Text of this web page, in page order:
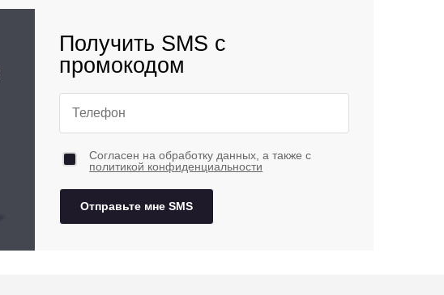
Получить SMS с
промокодом
Согласен на обработку данных, а также с
политикой конфиденциальности
Отправьте мне SMS